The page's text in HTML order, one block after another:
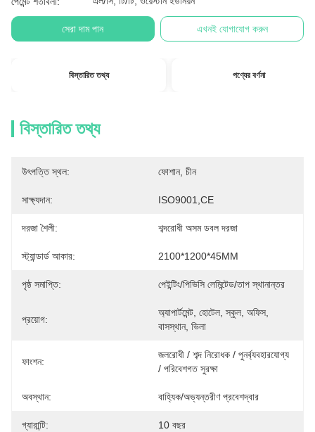
সেরা দাম পান এখনই যোগাযোগ করুন
বিস্তারিত তথ্য পণ্যের বর্ণনা
বিস্তারিত তথ্য
উৎপত্তি স্থল: ফোশান, চীন
সাক্ষ্যদান: ISO9001,CE
দরজা শৈলী: শব্দরোধী অসম ডবল দরজা
স্ট্যান্ডার্ড আকার: 2100*1200*45MM
পৃষ্ঠ সমাপ্তি: পেইন্টিং/পিভিসি লেমিন্টেড/তাপ স্থানান্তর
প্রয়োগ:
অ্যাপার্টমেন্ট, হোটেল, স্কুল, অফিস,
বাসস্থান, ভিলা
ফাংশন:
জলরোধী / শব্দ নিরোধক / পুনর্ব্যবহারযোগ্য
/ পরিবেশগত সুরক্ষা
অবস্থান: বাহ্যিক/অভ্যন্তরীণ প্রবেশদ্বার
গ্যারান্টি: 10 বছর